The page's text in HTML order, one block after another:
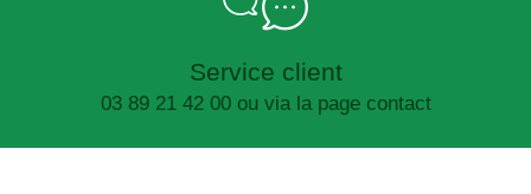
Service client
03 89 21 42 00 ou via la page contact